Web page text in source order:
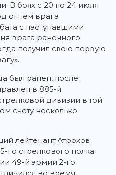
В боях с 20 по 24 июля
огнем врага
с наступавшими
врага раненного
получил свою первую
был ранен, после
в 885-й
дивизии в той
счету несколько
лейтенант Атрохов
го стрелкового полка
49-й армии 2-го
во время